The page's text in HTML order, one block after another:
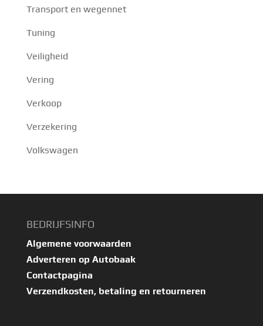
Transport en wegennet
Tuning
Veiligheid
Vering
Verkoop
Verzekering
Volkswagen
BEDRIJFSINFO
Algemene voorwaarden
Adverteren op Autobaak
Contactpagina
Verzendkosten, betaling en retourneren